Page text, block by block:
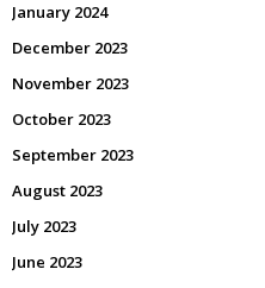
January 2024
December 2023
November 2023
October 2023
September 2023
August 2023
July 2023
June 2023